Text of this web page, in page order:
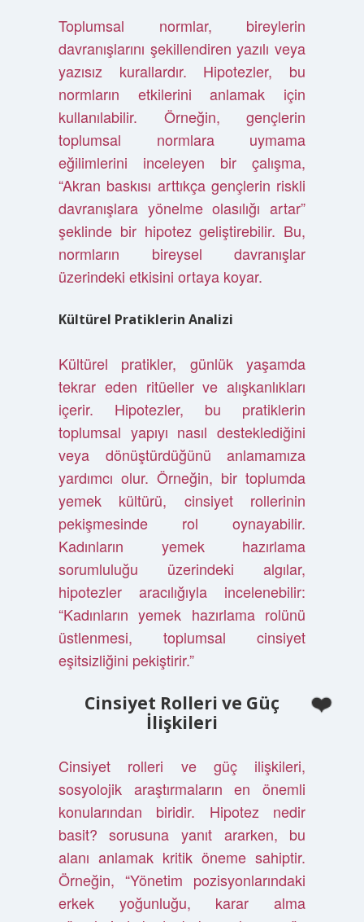
Toplumsal normlar, bireylerin
davranışlarını şekillendiren yazılı veya
yazısız kurallardır. Hipotezler, bu
normların etkilerini anlamak için
kullanılabilir. Örneğin, gençlerin
toplumsal normlara uymama
eğilimlerini inceleyen bir çalışma,
“Akran baskısı arttıkça gençlerin riskli
davranışlara yönelme olasılığı artar”
şeklinde bir hipotez geliştirebilir. Bu,
normların bireysel davranışlar
üzerindeki etkisini ortaya koyar.
Kültürel Pratiklerin Analizi
Kültürel pratikler, günlük yaşamda
tekrar eden ritüeller ve alışkanlıkları
içerir. Hipotezler, bu pratiklerin
toplumsal yapıyı nasıl desteklediğini
veya dönüştürdüğünü anlamamıza
yardımcı olur. Örneğin, bir toplumda
yemek kültürü, cinsiyet rollerinin
pekişmesinde rol oynayabilir.
Kadınların yemek hazırlama
sorumluluğu üzerindeki algılar,
hipotezler aracılığıyla incelenebilir:
“Kadınların yemek hazırlama rolünü
üstlenmesi, toplumsal cinsiyet
eşitsizliğini pekiştirir.”
Cinsiyet Rolleri ve Güç
İlişkileri
Cinsiyet rolleri ve güç ilişkileri,
sosyolojik araştırmaların en önemli
konularından biridir. Hipotez nedir
basit? sorusuna yanıt ararken, bu
alanı anlamak kritik öneme sahiptir.
Örneğin, “Yönetim pozisyonlarındaki
erkek yoğunluğu, karar alma